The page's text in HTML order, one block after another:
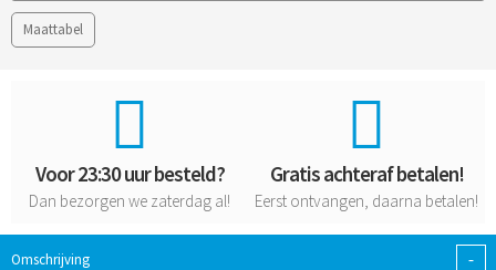
Maattabel
Voor 23:30 uur besteld?
Dan bezorgen we zaterdag al!
Gratis achteraf betalen!
Eerst ontvangen, daarna betalen!
Omschrijving -